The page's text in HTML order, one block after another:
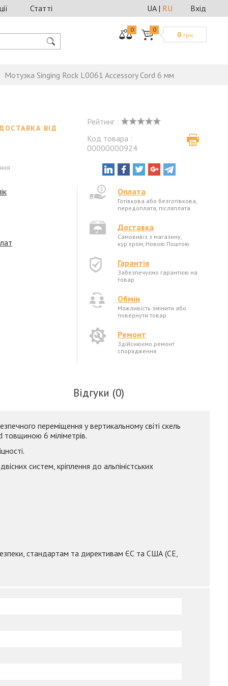
Статті Вхід
UA| RU
0 0
0 грн
Мотузка Singing Rock L0061 Accessory Cord 6 мм
Рейтинг :
Код товара :
00000000924
Оплата
Готівкова або безготівкова,
передоплата, післяплата
Доставка
Самовивіз з магазину,
кур'єром, Новою Поштою
Гарантія
Забезпечуємо гарантією на
товар
Обмін
Можливість змінити або
повернути товар
Ремонт
Здійснюємо ремонт
спорядження
ВІД
Відгуки (0)
переміщення у вертикальному світі скель
6 міліметрів.
систем, кріплення до альпіністських
стандартам та директивам ЄС та США (CE,